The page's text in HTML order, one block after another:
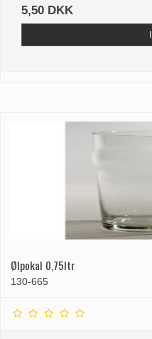
5,50 DKK
Ølpokal 0,75ltr
130-665